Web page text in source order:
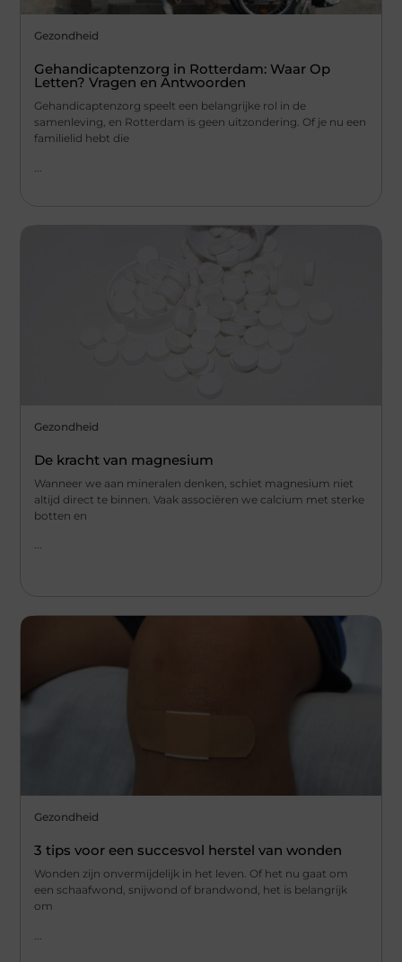
Gezondheid
Gehandicaptenzorg in Rotterdam: Waar Op
Letten? Vragen en Antwoorden
Gehandicaptenzorg speelt een belangrijke rol in de
samenleving, en Rotterdam is geen uitzondering. Of je nu een
familielid hebt die
Gezondheid
De kracht van magnesium
Wanneer we aan mineralen denken, schiet magnesium niet
altijd direct te binnen. Vaak associëren we calcium met sterke
botten en
...
Gezondheid
3 tips voor een succesvol herstel van wonden
Wonden zijn onvermijdelijk in het leven. Of het nu gaat om
een schaafwond, snijwond of brandwond, het is belangrijk
om